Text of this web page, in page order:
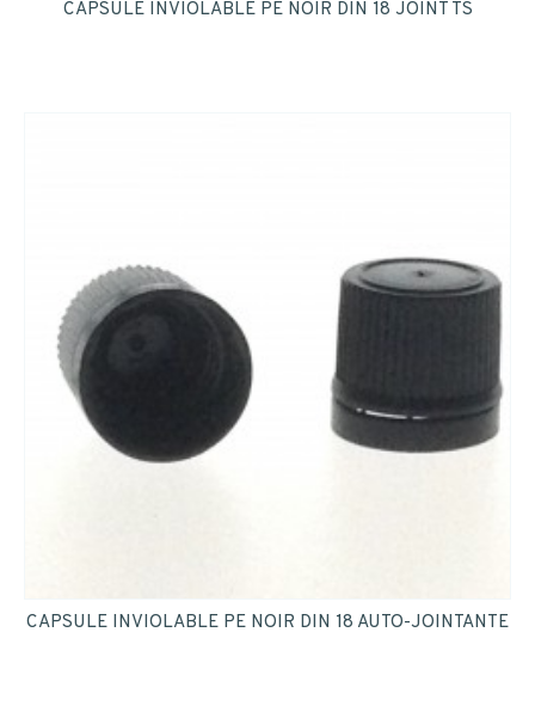
CAPSULE INVIOLABLE PE NOIR DIN 18 JOINT TS
CAPSULE INVIOLABLE PE NOIR DIN 18 AUTO-JOINTANTE